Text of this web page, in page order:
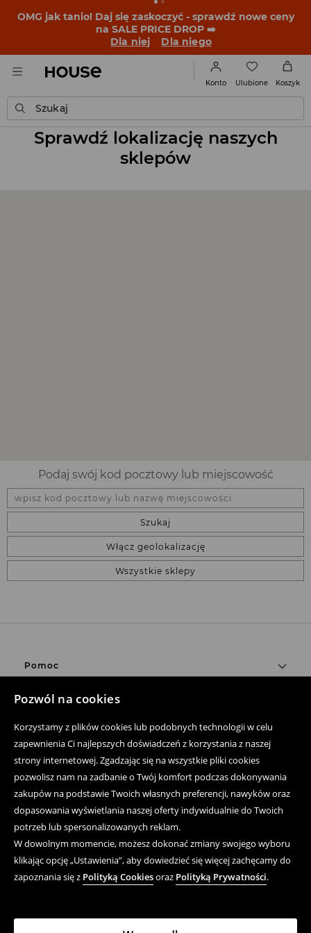
Pozwól na cookies
Korzystamy z plików cookies lub podobnych technologii w celu
zapewnienia Ci najlepszych doświadczeń z korzystania z naszej
strony internetowej. Zgadzając się na wszystkie pliki cookies
pozwolisz nam na zadbanie o Twój komfort podczas dokonywania
zakupów na podstawie Twoich własnych preferencji, nawyków oraz
dopasowania wyświetlania naszej oferty indywidualnie do Twoich
potrzeb lub spersonalizowanych reklam.
W dowolnym momencie, możesz dokonać zmiany swojego wyboru
klikając opcję „Ustawienia”, aby dowiedzieć się więcej zachęcamy do
zapoznania się z Polityką Cookiesoraz Polityką Prywatności.
OMG jak tanio! Daj się zaskoczyć - sprawdź nowe ceny
na SALE PRICE DROP ➡️
Dla niej
Dla niego
Konto Ulubione Koszyk
Szukaj
Sprawdź lokalizację naszych
sklepów
Podaj swój kod pocztowy lub miejscowość
Szukaj
Włącz geolokalizację
Wszystkie sklepy
Pomoc
Zakup produktów on-line
Aplikacja mobilna
Polityka prywatności
Kwestie Prawne
LPP
Śledź nas